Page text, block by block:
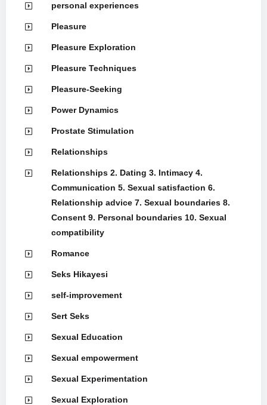
personal experiences
Pleasure
Pleasure Exploration
Pleasure Techniques
Pleasure-Seeking
Power Dynamics
Prostate Stimulation
Relationships
Relationships 2. Dating 3. Intimacy 4.
Communication 5. Sexual satisfaction 6.
Relationship advice 7. Sexual boundaries 8.
Consent 9. Personal boundaries 10. Sexual
compatibility
Romance
Seks Hikayesi
self-improvement
Sert Seks
Sexual Education
Sexual empowerment
Sexual Experimentation
Sexual Exploration